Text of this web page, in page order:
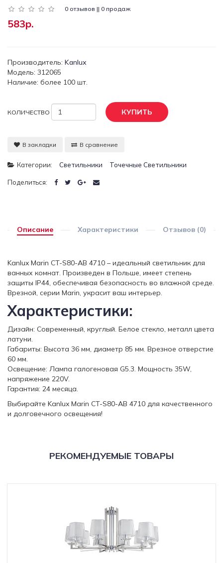
0 отзывов || 0 продаж
583р.
Производитель: Kanlux
Модель: 312065
Наличие: более 100 шт.
КОЛИЧЕСТВО КУПИТЬ
В закладки В сравнение
Категории: Светильники Точечные Светильники
Поделиться:
Описание Характеристики Отзывов (0)
Kanlux Marin CT-S80-AB 4710 – идеальный светильник для
ванных комнат. Произведен в Польше, имеет степень
защиты IP44, обеспечивая безопасность во влажной среде.
Врезной, серии Marin, украсит ваш интерьер.
Характеристики:
Дизайн: Современный, круглый. Белое стекло, металл цвета
латуни.
Габариты: Высота 36 мм, диаметр 85 мм. Врезное отверстие
60 мм.
Освещение: Лампа галогеновая G5.3. Мощность 35W,
напряжение 220V.
Гарантия: 24 месяца.
Выбирайте Kanlux Marin CT-S80-AB 4710 для качественного
и долговечного освещения!
РЕКОМЕНДУЕМЫЕ ТОВАРЫ